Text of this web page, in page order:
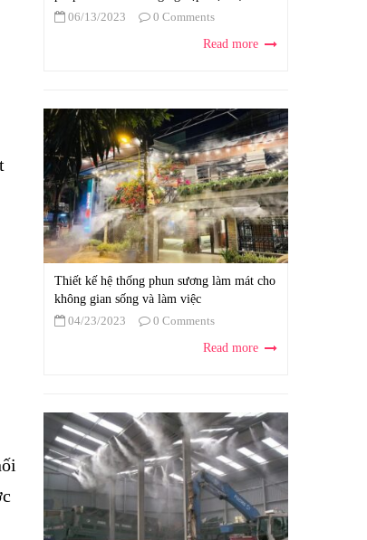
06/13/2023
0 Comments
Read more
Thiết kế hệ thống phun sương làm mát cho
không gian sống và làm việc
04/23/2023
0 Comments
Read more